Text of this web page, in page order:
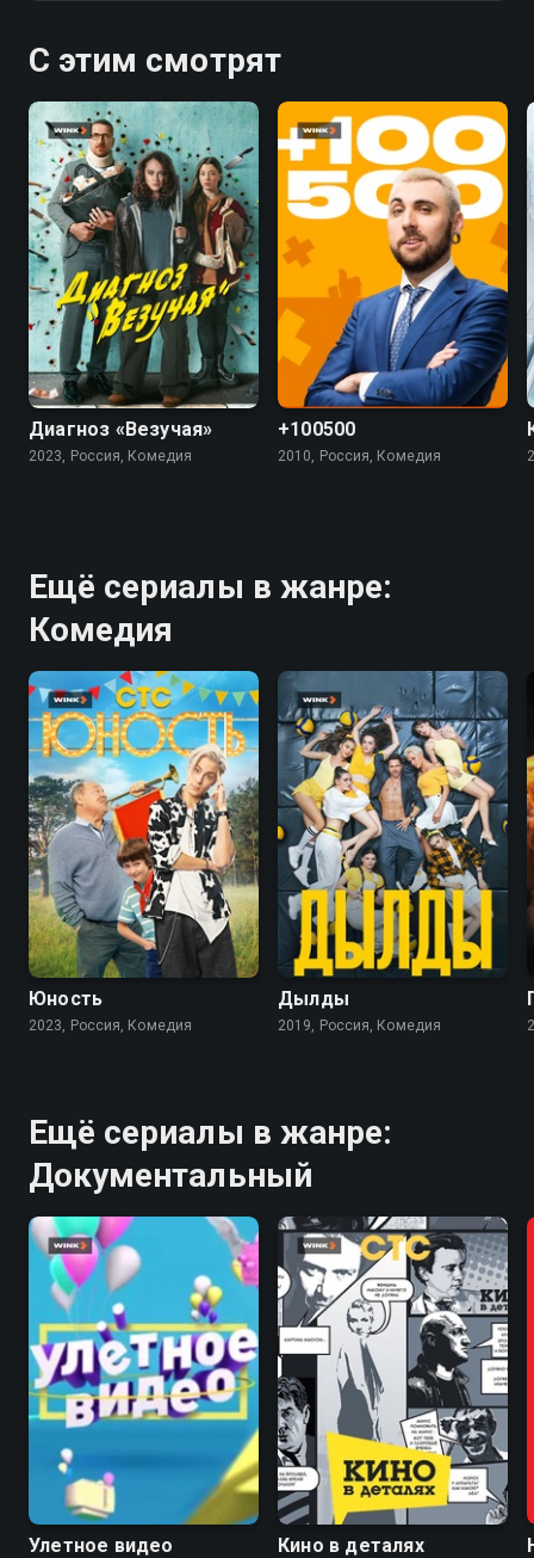
С этим смотрят
7.4
Диагноз «Везучая»
2023, Россия, Комедия
5.5 4.5
+100500
2010, Россия, Комедия
Ещё сериалы в жанре:
Комедия
7.8
Юность
2023, Россия, Комедия
7.8
Дылды
2019, Россия, Комедия
Ещё сериалы в жанре:
Документальный
Улетное видео
4.9
Кино в деталях